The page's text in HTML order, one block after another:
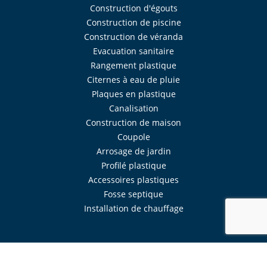
Construction d'égouts
Construction de piscine
Construction de véranda
Evacuation sanitaire
Rangement plastique
Citernes à eau de pluie
Plaques en plastique
Canalisation
Construction de maison
Coupole
Arrosage de jardin
Profilé plastique
Accessoires plastiques
Fosse septique
Installation de chauffage